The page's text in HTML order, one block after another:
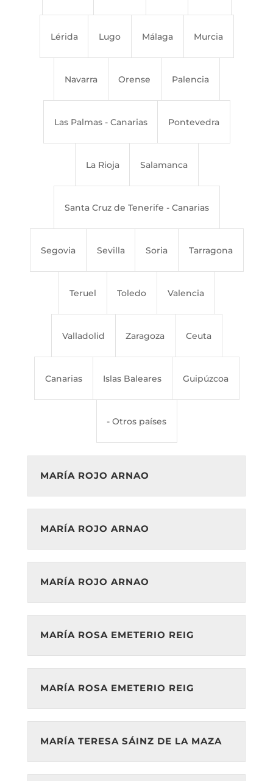
Lérida Lugo Málaga Murcia
Navarra Orense Palencia
Las Palmas - Canarias Pontevedra
La Rioja Salamanca
Santa Cruz de Tenerife - Canarias
Segovia Sevilla Soria Tarragona
Teruel Toledo Valencia
Valladolid Zaragoza Ceuta
Canarias Islas Baleares Guipúzcoa
- Otros países
MARÍA ROJO ARNAO
MARÍA ROJO ARNAO
MARÍA ROJO ARNAO
MARÍA ROSA EMETERIO REIG
MARÍA ROSA EMETERIO REIG
MARÍA TERESA SÁINZ DE LA MAZA